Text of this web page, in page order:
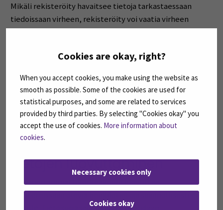
Cookies are okay, right?
When you accept cookies, you make using the website as
smooth as possible. Some of the cookies are used for
statistical purposes, and some are related to services
provided by third parties. By selecting "Cookies okay" you
accept the use of cookies. More information about
cookies.
Necessary cookies only
Cookies okay
Mikäli rekisteröity havaitsee tietoja tarkastaessaan
tiedoissaan virheen, rekisteröity voi vaatia virheen
korjaamista. Tietosuojaselosteissa kerrotaan, miten
omiin tietoihinsa sisältyvän virheen korjaamista voi
tarkastusoikeuden käyttämisestä ja virheen korjaamista
koskevan pyynnön tekemisestä antavat
rekisteriselosteissa nimetyt yhteyshenkilöt.
Lue lisää rekisteröidyn oikeuksista täältä »
Tietojen luovuttaminen
Seinäjoen ammattikorkeakoulu luovuttaa
rekistereissään olevia henkilötietoja säännöllisesti eri